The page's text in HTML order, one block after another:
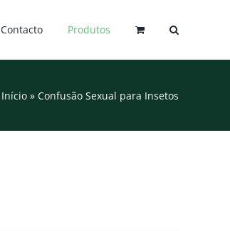
Contacto Produtos
Início » Confusão Sexual para Insetos